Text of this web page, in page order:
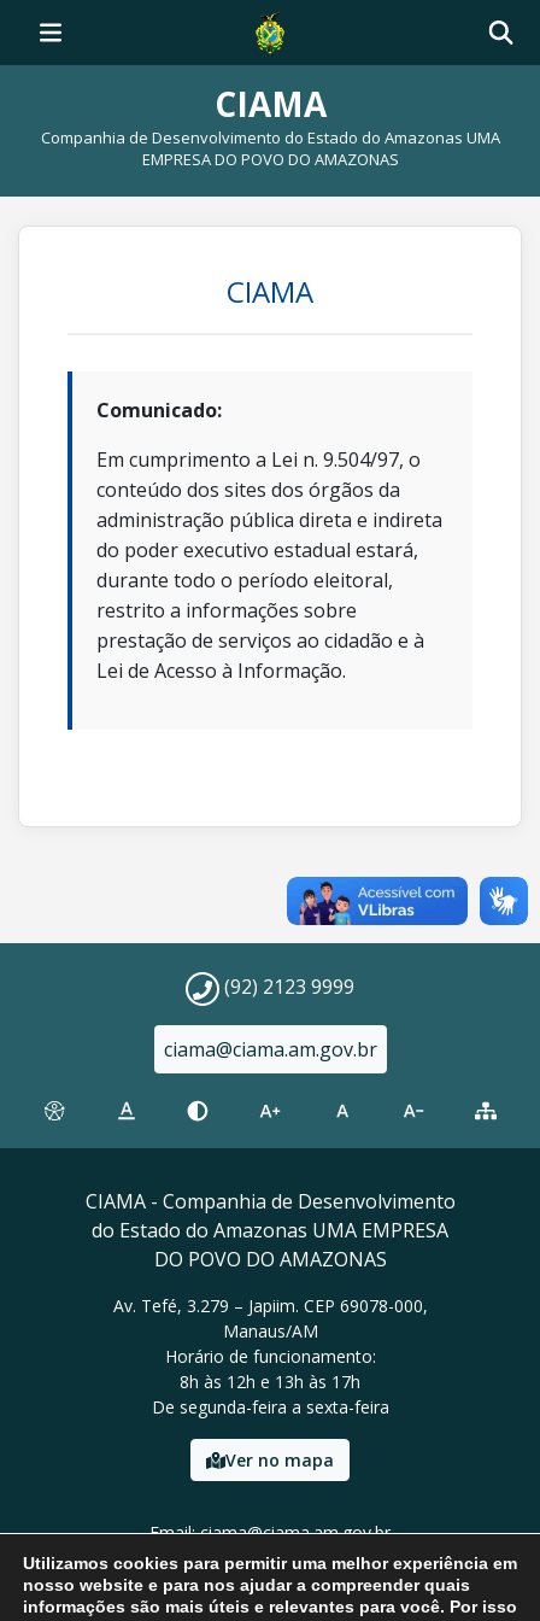
CIAMA
Companhia de Desenvolvimento do Estado do Amazonas UMA
EMPRESA DO POVO DO AMAZONAS
CIAMA
Comunicado:
Em cumprimento a Lei n. 9.504/97, o
conteúdo dos sites dos órgãos da
administração pública direta e indireta
do poder executivo estadual estará,
durante todo o período eleitoral,
restrito a informações sobre
prestação de serviços ao cidadão e à
Lei de Acesso à Informação.
(92) 2123 9999
ciama@ciama.am.gov.br
CIAMA - Companhia de Desenvolvimento
do Estado do Amazonas UMA EMPRESA
DO POVO DO AMAZONAS
Av. Tefé, 3.279 – Japiim. CEP 69078-000,
Manaus/AM
Horário de funcionamento:
8h às 12h e 13h às 17h
De segunda-feira a sexta-feira
Ver no mapa
Email: ciama@ciama.am.gov.br
Tel: (92) 2123 9999
Utilizamos cookies para permitir uma melhor experiência em
nosso website e para nos ajudar a compreender quais
informações são mais úteis e relevantes para você. Por isso